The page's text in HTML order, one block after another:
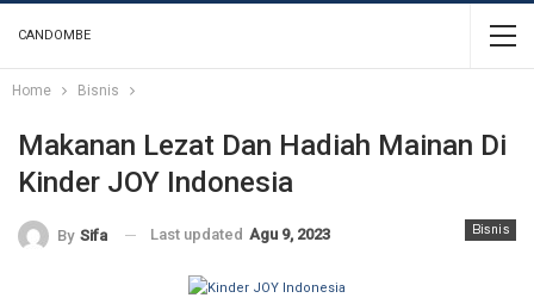
CANDOMBE
Home Bisnis
Makanan Lezat Dan Hadiah Mainan Di
Kinder JOY Indonesia
Bisnis
By Sifa Last updated Agu 9, 2023